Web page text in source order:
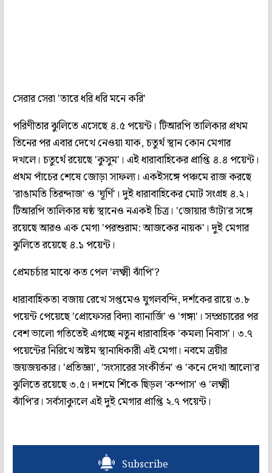
সেরার সেরা 'তারে ধরি ধরি মনে করি'
পরিণীতার ঝুলিতে এসেছে ৪.৫ পয়েন্ট। টিআরপি তালিকার প্রথম
তিনের পর এবার দেখে নেওয়া যাক, চতুর্থ স্থান কোন মেগার
দখলে। চতুর্থে রয়েছে 'কুসুম'। এই ধারাবাহিকের প্রাপ্তি ৪.৪ পয়েন্ট।
প্রথম পাঁচের শেষে জোড়া সাফল্য। একইসঙ্গে পঞ্চমে রাজ করছে
'রাঙামতি তিরন্দাজ' ও 'ঘূর্ণি'। দুই ধারাবাহিকের মোট সংগ্রহ ৪.২।
টিআরপি তালিকার ষষ্ঠ স্থানেও নএকই চিত্র। 'জোয়ার ভাঁটা'র সঙ্গে
রয়েছে আরও এক মেগা 'পরশুরাম: আজকের নায়ক'। দুই মেগার
ঝুলিতে রয়েছে ৪.১ পয়েন্ট।
প্রেমচর্চার মাঝে কত পেল 'লক্ষ্মী ঝাঁপি'?
ধারাবাহিকতা বজায় রেখে সপ্তমেও যুগলবন্দি, দর্শকের রায়ে ৩.৮
পয়েন্ট পেয়েছে 'প্রোফেসর বিদ্যা ব্যানার্জি' ও 'গঙ্গা'। সম্প্রচারের পর
বেশ ভালো গতিতেই এগচ্ছে নতুন ধারাবাহিক 'কমলা নিবাস'। ৩.৭
পয়েন্টের নিরিখে অষ্টম স্থানাধিকারী এই মেগা। নবমে ত্রয়ীর
জয়জয়কার। 'প্রতিজ্ঞা', 'সংসারের সংকীর্তন' ও 'কনে দেখা আলো'র
ঝুলিতে রয়েছে ৩.৫। দশমে শিঁকে ছিড়ল 'কম্পাস' ও 'লক্ষ্মী
ঝাঁপি'র। সর্বসাক্যুলে এই দুই মেগার প্রাপ্তি ২.৭ পয়েন্ট।
Subscribe